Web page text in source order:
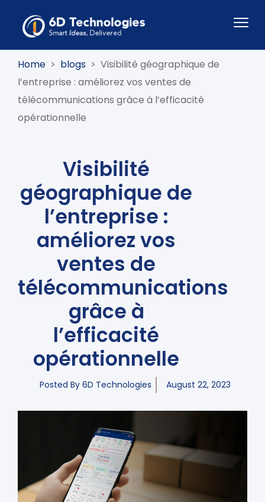
Home > blogs > Visibilité géographique de
l’entreprise : améliorez vos ventes de
télécommunications grâce à l’efficacité
opérationnelle
Visibilité
géographique de
l’entreprise :
améliorez vos
ventes de
télécommunications
grâce à
l’efficacité
opérationnelle
Posted By 6D Technologies August 22, 2023